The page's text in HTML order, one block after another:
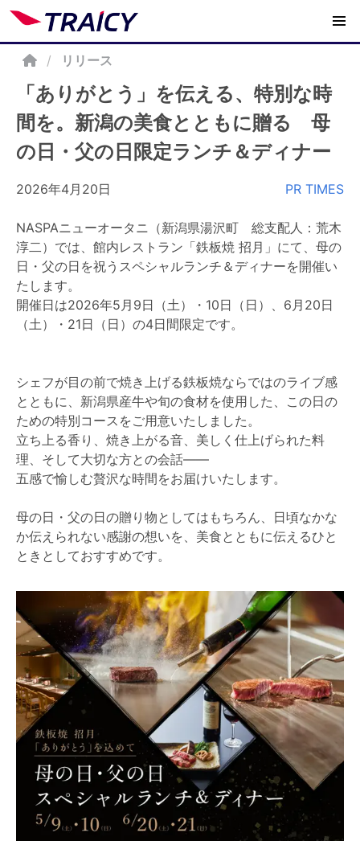
/ リリース
「ありがとう」を伝える、特別な時
間を。新潟の美食とともに贈る 母
の日・父の日限定ランチ＆ディナー
2026年4月20日 PR TIMES
NASPAニューオータニ（新潟県湯沢町 総支配人：荒木
淳二）では、館内レストラン「鉄板焼 招月」にて、母の
日・父の日を祝うスペシャルランチ＆ディナーを開催い
たします。
開催日は2026年5月9日（土）・10日（日）、6月20日
（土）・21日（日）の4日間限定です。
シェフが目の前で焼き上げる鉄板焼ならではのライブ感
とともに、新潟県産牛や旬の食材を使用した、この日の
ための特別コースをご用意いたしました。
立ち上る香り、焼き上がる音、美しく仕上げられた料
理、そして大切な方との会話――
五感で愉しむ贅沢な時間をお届けいたします。
母の日・父の日の贈り物としてはもちろん、日頃なかな
か伝えられない感謝の想いを、美食とともに伝えるひと
ときとしておすすめです。